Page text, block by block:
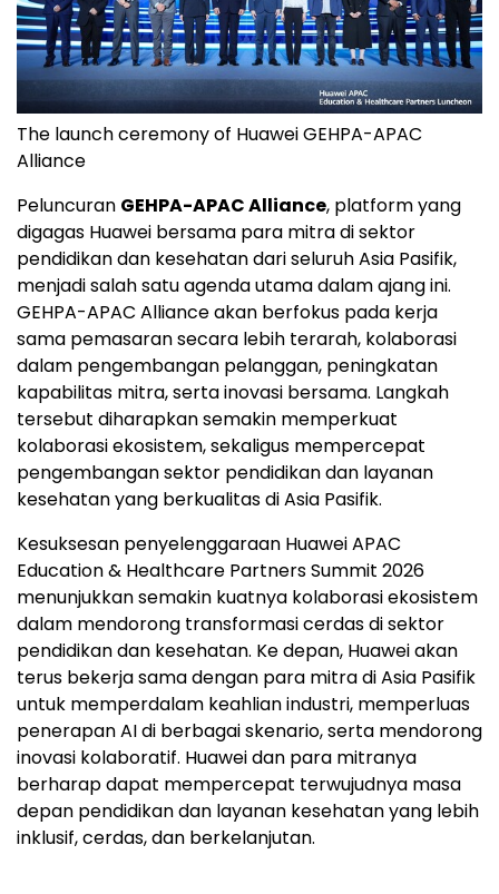
The launch ceremony of Huawei GEHPA-APAC
Alliance
Peluncuran GEHPA-APAC Alliance, platform yang
digagas Huawei bersama para mitra di sektor
pendidikan dan kesehatan dari seluruh Asia Pasifik,
menjadi salah satu agenda utama dalam ajang ini.
GEHPA-APAC Alliance akan berfokus pada kerja
sama pemasaran secara lebih terarah, kolaborasi
dalam pengembangan pelanggan, peningkatan
kapabilitas mitra, serta inovasi bersama. Langkah
tersebut diharapkan semakin memperkuat
kolaborasi ekosistem, sekaligus mempercepat
pengembangan sektor pendidikan dan layanan
kesehatan yang berkualitas di Asia Pasifik.
Kesuksesan penyelenggaraan Huawei APAC
Education & Healthcare Partners Summit 2026
menunjukkan semakin kuatnya kolaborasi ekosistem
dalam mendorong transformasi cerdas di sektor
pendidikan dan kesehatan. Ke depan, Huawei akan
terus bekerja sama dengan para mitra di Asia Pasifik
untuk memperdalam keahlian industri, memperluas
penerapan AI di berbagai skenario, serta mendorong
inovasi kolaboratif. Huawei dan para mitranya
berharap dapat mempercepat terwujudnya masa
depan pendidikan dan layanan kesehatan yang lebih
inklusif, cerdas, dan berkelanjutan.